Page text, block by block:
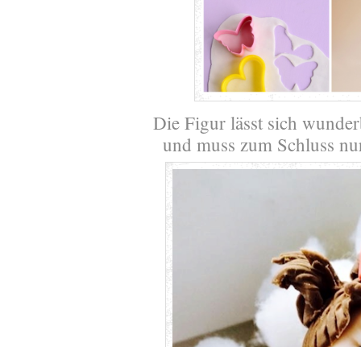
Die Figur lässt sich
und muss zum Schluss